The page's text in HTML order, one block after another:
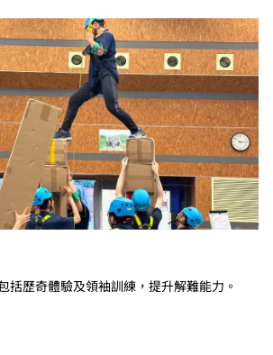
於本地學生。
括歷奇體驗及領袖訓練，提升解難能力。